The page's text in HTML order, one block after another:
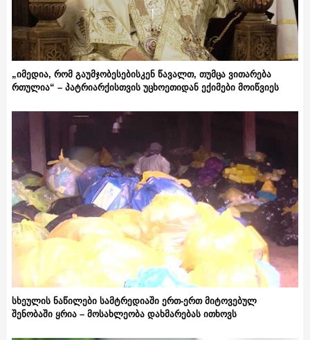
„იმედია, რომ გაუმჯობესებისკენ წავალთ, თუმცა ვითარება
რთულია“ – პატრიარქისთვის უცხოეთიდან ექიმები მოიწვიეს
სხეულის ნაწილები სამტრედიაში ერთ-ერთ მიტოვებულ
შენობაში ყრია – მოსახლეობა დახმარებას ითხოვს